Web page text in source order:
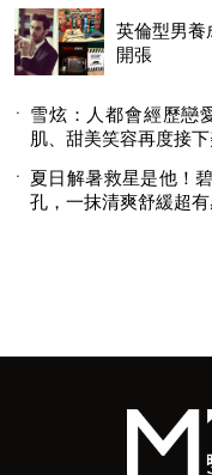
英倫型男養
開張
雪炫：人都會經歷戀
肌、甜美笑容再度接
夏日解暑救星是他！
孔，一抹清爽舒緩超有